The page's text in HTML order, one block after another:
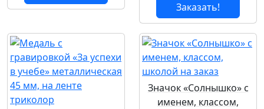
Заказать!
Значок «Солнышко» с
именем, классом,